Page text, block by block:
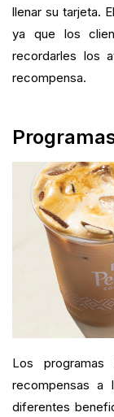
llenar su tarjeta.
ya que los
recordarles los
recompensa.
Los programas
recompensas a
diferentes